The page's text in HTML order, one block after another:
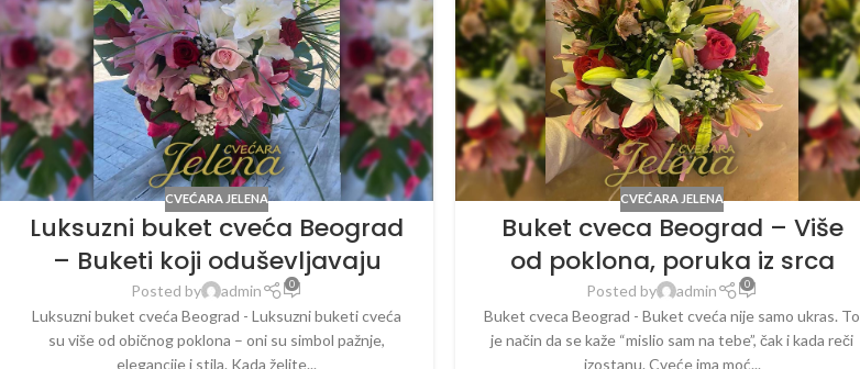
CVEĆARA JELENA
Luksuzni buket cveća Beograd
– Buketi koji oduševljavaju
Posted by admin 0
Luksuzni buket cveća Beograd - Luksuzni buketi cveća
su više od običnog poklona – oni su simbol pažnje,
elegancije i stila. Kada želite...
CVEĆARA JELENA
Buket cveca Beograd – Više
od poklona, poruka iz srca
Posted by admin 0
Buket cveca Beograd - Buket cveća nije samo ukras. To
je način da se kaže “mislio sam na tebe”, čak i kada reči
izostanu. Cveće ima moć...